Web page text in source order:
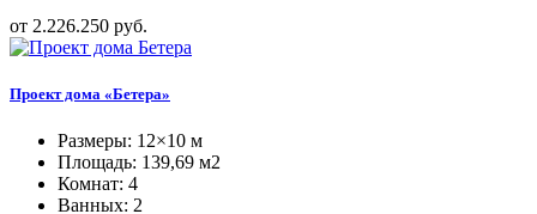
от 2.226.250 руб.
Проект дома «Бетера»
Размеры: 12×10 м
Площадь: 139,69 м2
Комнат: 4
Ванных: 2